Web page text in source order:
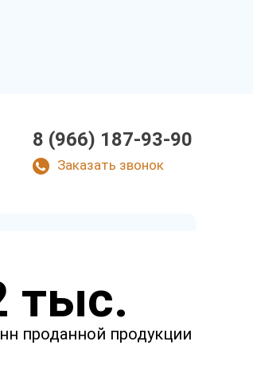
8 (966) 187-93-90
Заказать звонок
минут наш
с вами.
тыс.
проданной продукции